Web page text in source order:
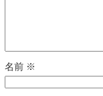
名前 ※